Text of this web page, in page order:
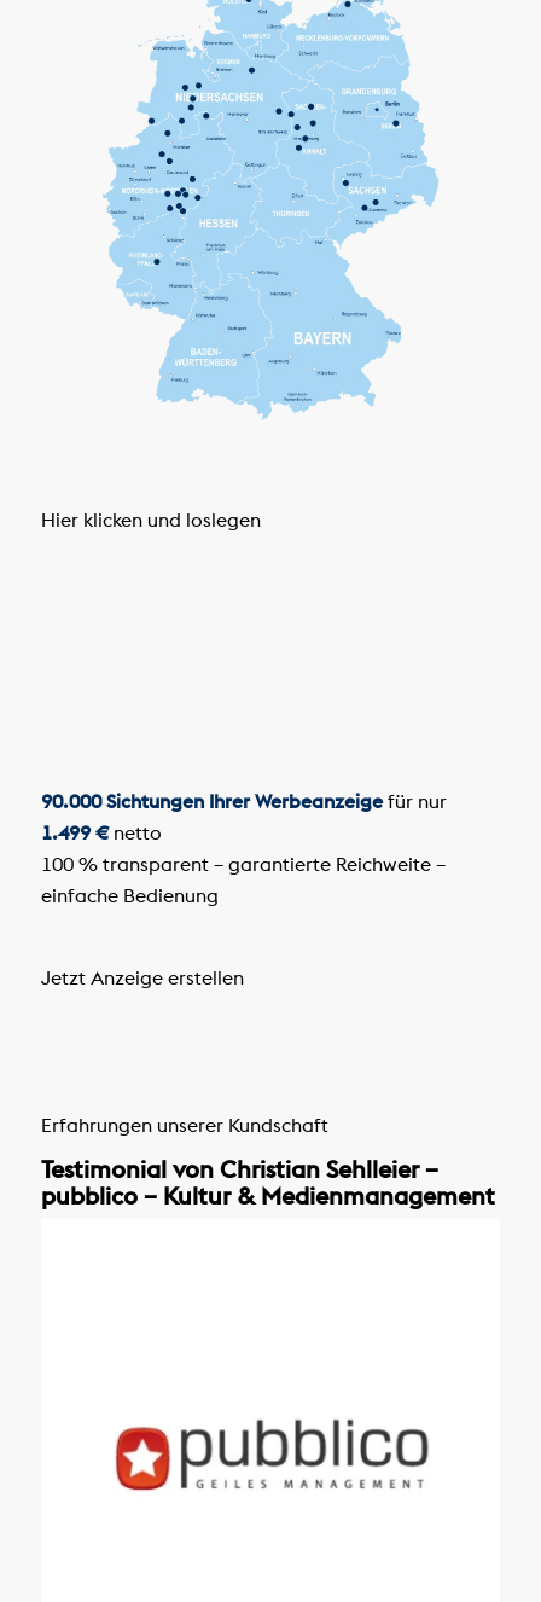
Hier klicken und loslegen
90.000 Sichtungen Ihrer Werbeanzeigefür nur
1.499 €netto
100 % transparent – garantierte Reichweite –
einfache Bedienung
Jetzt Anzeige erstellen
Erfahrungen unserer Kundschaft
Testimonial von Christian Sehlleier –
pubblico – Kultur & Medienmanagement